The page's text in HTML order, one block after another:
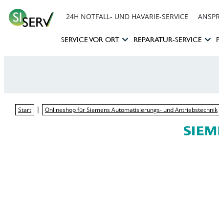
24H NOTFALL- UND HAVARIE-SERVICE
SERVICE VOR ORT REPARATUR-SERVICE
Start | Onlineshop für Siemens Automatisierungs- und Antriebstechnik